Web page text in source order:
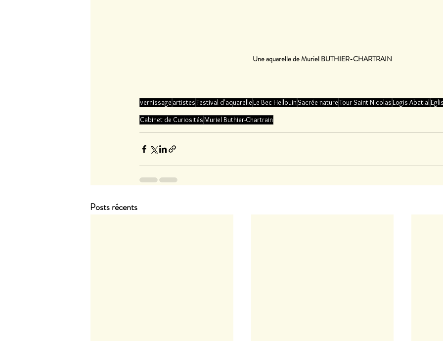
Une aquarelle de Muriel BUTHIER-CHARTRAIN
vernissage artistesFestival d'aquarelle Le Bec HellouinSacrée natureTour Saint Nicolas Logis Abatial
Cabinet de CuriositésMuriel Buthier-Chartrain
Posts récents